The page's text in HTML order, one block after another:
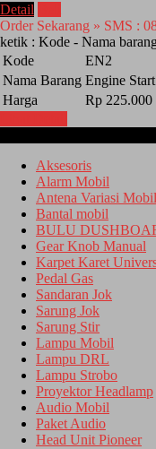
Detail
Order Sekarang » SMS :
ketik : Kode - Nama
Kode
EN2
Nama Barang Engine
Harga
Rp 225.000
Aksesoris
Alarm Mobil
Antena Variasi Mobil
Bantal mobil
BULU
Gear Knob Manual
Karpet Karet
Pedal Gas
Sandaran Jok
Sarung Jok
Sarung Stir
Lampu Mobil
Lampu DRL
Lampu Strobo
Proyektor Headlamp
Audio Mobil
Paket Audio
Head Unit Pioneer